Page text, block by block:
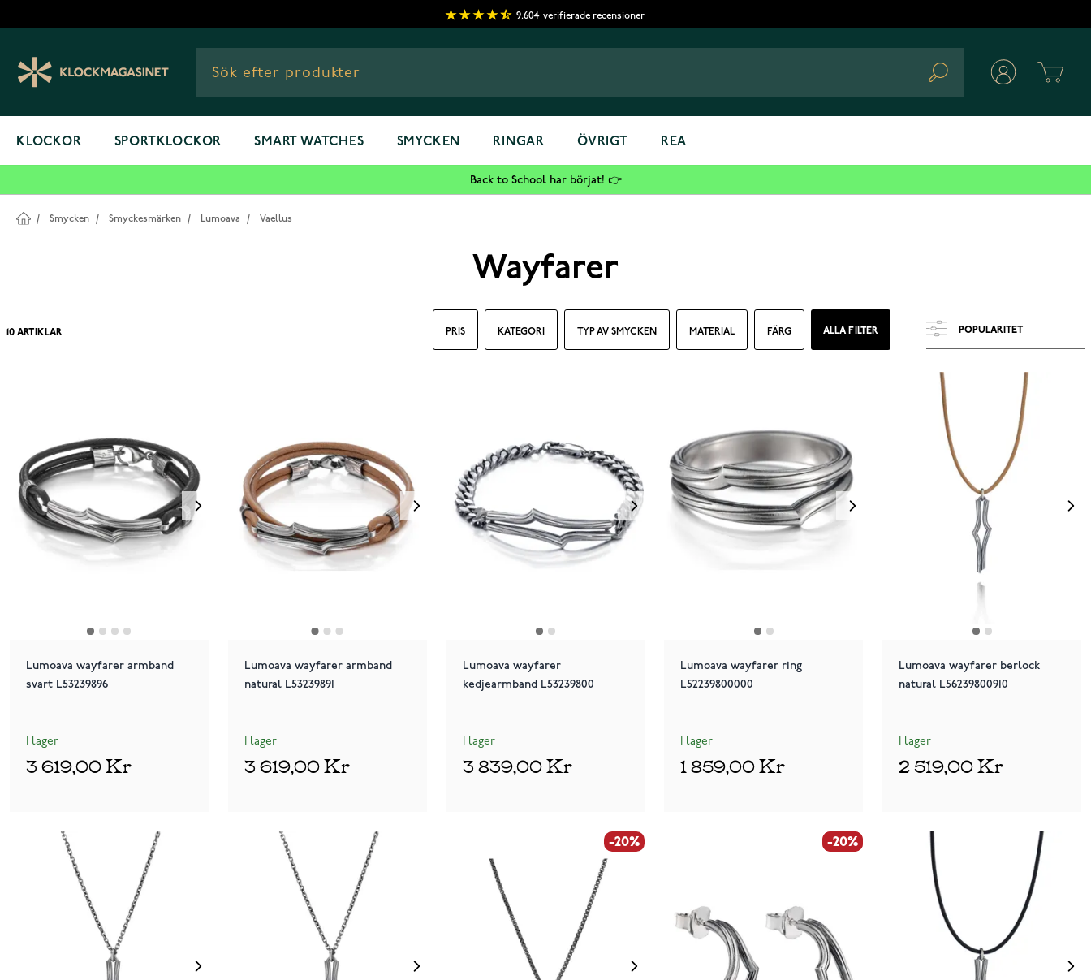
9,604 verifierade recensioner
Search
KLOCKOR SPORTKLOCKOR SMART WATCHES SMYCKEN RINGAR ÖVRIGT REA
Back to School har börjat! 👉
/ Smycken / Smyckesmärken / Lumoava / Vaellus
Wayfarer
PRIS KATEGORI TYP AV SMYCKEN MATERIAL FÄRG ALLA FILTER
10 ARTIKLAR
Lumoava wayfarer armband
svart L53239896
I lager
3 619,00 Kr
Lumoava wayfarer armband
natural L53239891
I lager
3 619,00 Kr
Lumoava wayfarer
kedjearmband L53239800
I lager
3 839,00 Kr
Lumoava wayfarer ring
L52239800000
I lager
1 859,00 Kr
Lumoava wayfarer berlock
natural L56239800910
I lager
2 519,00 Kr
-20% -20%
-20%